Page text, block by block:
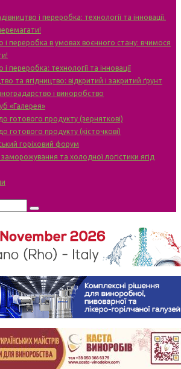
і переробка: технології та інновації.
і переробка в умовах воєнного стану: вчимося
і переробка: технології та інновації
та ягідництво: відкритий і закритий ґрунт
і виноробство
«Галерея»
готового продукту (зерняткові)
готового продукту (кісточкові)
горіховий форум
заморожування та холодної логістики ягід